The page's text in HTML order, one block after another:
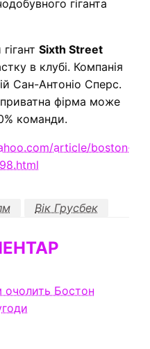
гіганта
Sixth Street
в клубі. Компанія
Сан-Антоніо Сперс.
фірма може
команди.
article/boston-
Вік Грусбек
очолить Бостон